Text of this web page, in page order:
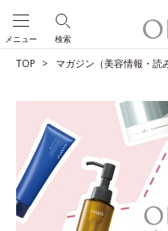
検索
メニュー
TOP マガジン（美容情報・読